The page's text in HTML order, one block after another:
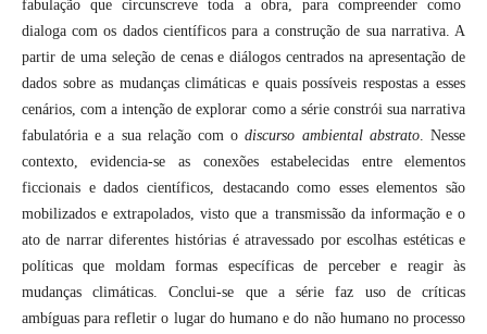
fabulação que circunscreve toda a obra, para compreender como
dialoga com os dados científicos para a construção de sua narrativa. A
partir de uma seleção de cenas e diálogos centrados na apresentação de
dados sobre as mudanças climáticas e quais possíveis respostas a esses
cenários, com a intenção de explorar como a série constrói sua narrativa
fabulatória e a sua relação com odiscurso ambiental abstrato. Nesse
contexto, evidencia-se as conexões estabelecidas entre elementos
ficcionais e dados científicos, destacando como esses elementos são
mobilizados e extrapolados, visto que a transmissão da informação e o
ato de narrar diferentes histórias é atravessado por escolhas estéticas e
políticas que moldam formas específicas de perceber e reagir às
mudanças climáticas. Conclui-se que a série faz uso de críticas
ambíguas para refletir o lugar do humano e do não humano no processo